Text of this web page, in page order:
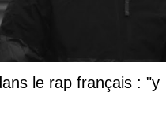
le rap français : "y